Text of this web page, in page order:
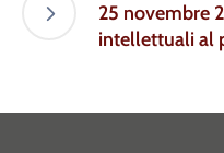
25 novembre
intellettuali al